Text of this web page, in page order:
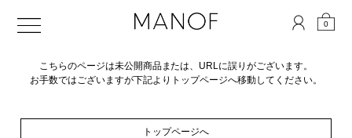
0
こちらのページは未公開商品または、URLに誤りがございます。
お手数ではございますが下記よりトップページへ移動してください。
トップページへ